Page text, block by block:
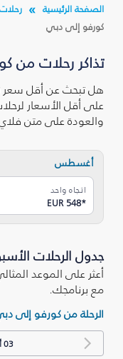
الصفحة الرئيسية رحلات
كورفو إلى دبي
تذاكر رحلات من
هل تبحث عن أقل سعر
على أقل الأسعار
والعودة على متن
أغسطس
اتجاه واحد
EUR 548*
جدول الرحلات
أعثر على الموعد
مع برنامجك.
الرحلة من كورفو إلى
03 أغسطس